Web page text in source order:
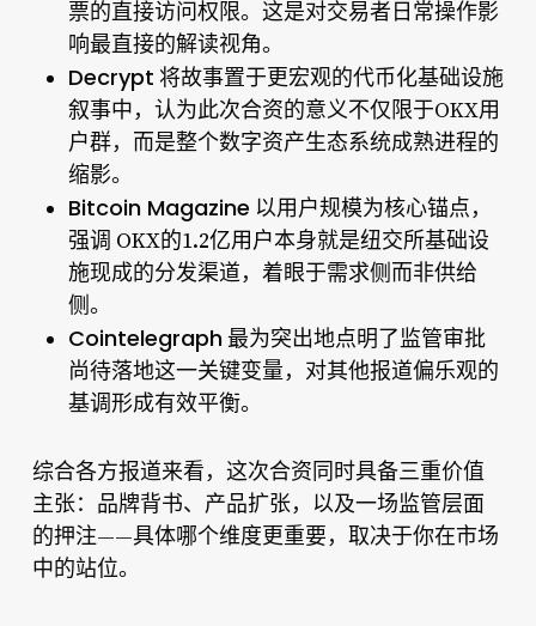
票的直接访问权限。这是对交易者日常操作影
响最直接的解读视角。
Decrypt 将故事置于更宏观的代币化基础设施
叙事中，认为此次合资的意义不仅限于OKX用
户群，而是整个数字资产生态系统成熟进程的
缩影。
Bitcoin Magazine 以用户规模为核心锚点，
强调 OKX的1.2亿用户本身就是纽交所基础设
施现成的分发渠道，着眼于需求侧而非供给
侧。
Cointelegraph最为突出地点明了监管审批
尚待落地这一关键变量，对其他报道偏乐观的
基调形成有效平衡。
综合各方报道来看，这次合资同时具备三重价值
主张：品牌背书、产品扩张，以及一场监管层面
的押注——具体哪个维度更重要，取决于你在市场
中的站位。